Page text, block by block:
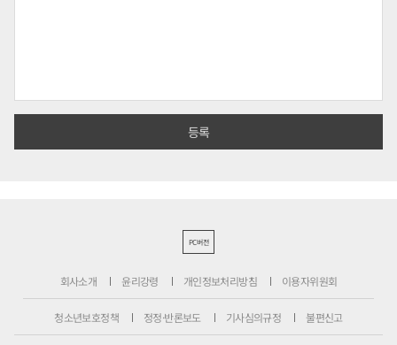
PC버전
회사소개 윤리강령 개인정보처리방침 이용자위원회
청소년보호정책 정정·반론보도 기사심의규정 불편신고